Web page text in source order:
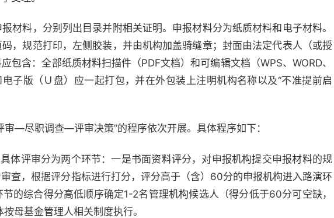
材料，分别列出目录并附相关证明。申报材料分为纸质材料和电子材料。
，规范打印，左侧胶装，并由机构加盖骑缝章；封面由法定代表人（或授
包含：全部纸质材料扫描件（PDF文档）和可编辑文档（WPS、WORD、
子版（Ｕ盘）应一起打包，并在外包装上注明机构名称以及“不准提前启
审—尽职调查—评审决策”的程序依次开展。具体程序如下：
体评审分为两个环节：一是书面资料评分，对申报机构提交申报材料的规
查，根据评分指标进行打分，评分高于（含）60分的申报机构进入路演环
的综合得分高低顺序确定1-2名管理机构候选人（得分低于60分可空缺，
母基金管理人相关制度执行。